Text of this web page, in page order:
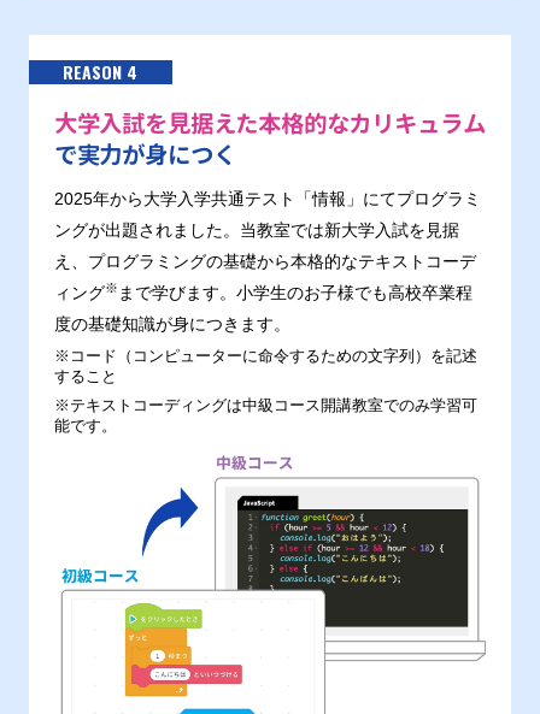
REASON 4
大学入試を見据えた本格的なカリキュラム
で実力が身につく
2025年から大学入学共通テスト「情報」にてプログラミ
ングが出題されました。当教室では新大学入試を見据
え、プログラミングの基礎から本格的なテキストコーデ
ィング※ まで学びます。小学生のお子様でも高校卒業程
度の基礎知識が身につきます。
※コード（コンピューターに命令するための文字列）を記述
すること
※テキストコーディングは中級コース開講教室でのみ学習可
能です。